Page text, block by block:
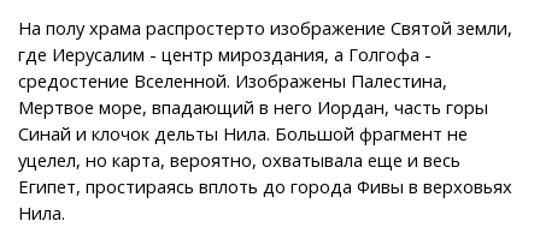
На полу храма распростерто изображение Святой земли,
где Иерусалим - центр мироздания, а Голгофа -
средостение Вселенной. Изображены Палестина,
Мертвое море, впадающий в него Иордан, часть горы
Синай и клочок дельты Нила. Большой фрагмент не
уцелел, но карта, вероятно, охватывала еще и весь
Египет, простираясь вплоть до города Фивы в верховьях
Нила.